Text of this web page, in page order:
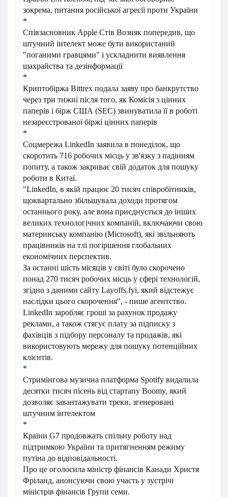
зокрема, питання російської агресії проти України
*
Співзасновник Apple Стів Возняк попередив, що
штучний інтелект може бути використаний
"поганими гравцями" і ускладнити виявлення
шахрайства та дезінформації
*
Криптобіржа Bittrex подала заяву про банкрутство
через три тижні після того, як Комісія з цінних
паперів і бірж США (SEC) звинуватила її в роботі
незареєстрованої біржі цінних паперів
*
Соцмережа LinkedIn заявила в понеділок, що
скоротить 716 робочих місць у зв'язку з падінням
попиту, а також закриває свій додаток для пошуку
роботи в Китаї.
"LinkedIn, в якій працює 20 тисяч співробітників,
щоквартально збільшувала доходи протягом
останнього року, але вона приєднується до інших
великих технологічних компаній, включаючи свою
материнську компанію (Microsoft), які звільняють
працівників на тлі погіршення глобальних
економічних перспектив.
За останні шість місяців у світі було скорочено
понад 270 тисяч робочих місць у сфері технологій,
згідно з даними сайту Layoffs.fyi, який відстежує
наслідки цього скорочення", - пише агентство.
LinkedIn заробляє гроші за рахунок продажу
реклами, а також стягує плату за підписку з
фахівців з підбору персоналу та продажів, які
використовують мережу для пошуку потенційних
клієнтів.
*
Стримінгова музична платформа Spotify видалила
десятки тисяч пісень від стартапу Boomy, який
дозволяє завантажувати треки, згенеровані
штучним інтелектом
*
Країни G7 продовжать спільну роботу над
підтримкою України та притягненням режиму
путіна до відповідальності.
Про це оголосила міністр фінансів Канади Христя
Фріланд, анонсуючи свою участь у зустрічі
міністрів фінансів Групи семи.